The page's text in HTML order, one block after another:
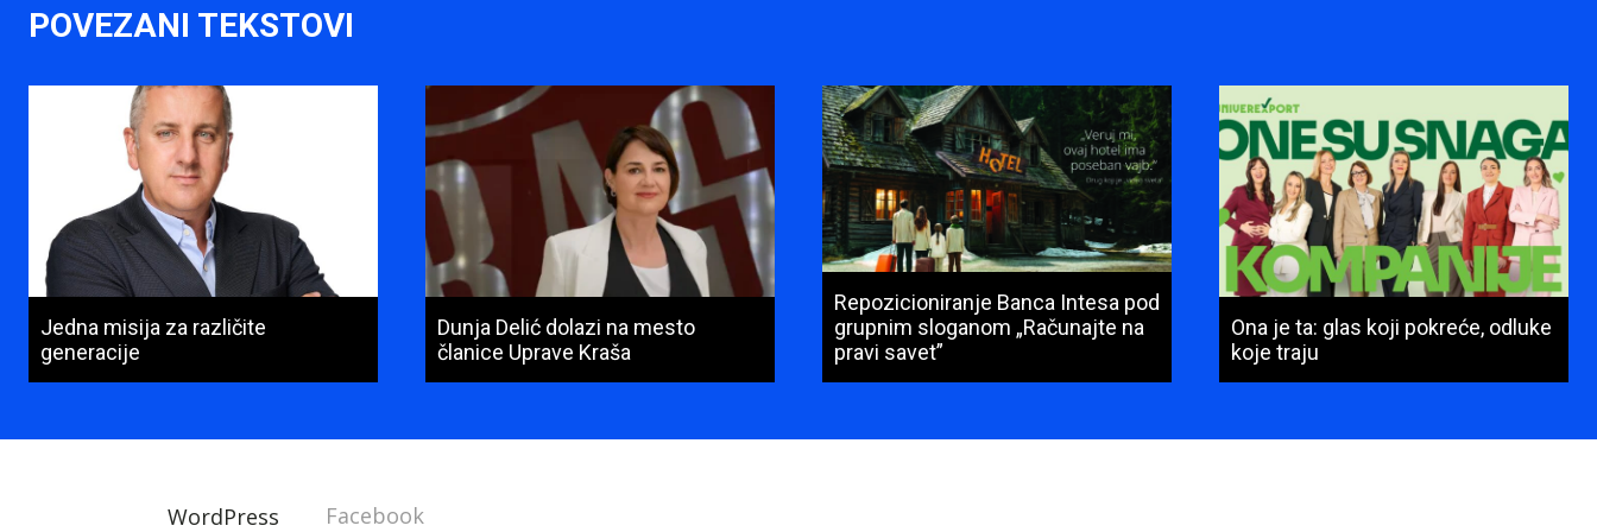
POVEZANI TEKSTOVI
Jedna misija za različite
generacije
Dunja Delić dolazi na mesto
članice Uprave Kraša
Repozicioniranje Banca Intesa pod
grupnim sloganom „Računajte na
pravi savet”
Ona je ta: glas koji pokreće, odluke
koje traju
WordPress Facebook